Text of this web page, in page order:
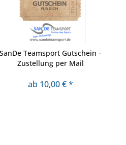
SanDe Teamsport Gutschein -
Zustellung per Mail
ab 10,00 € *